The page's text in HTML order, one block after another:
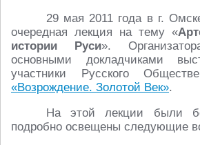
29 мая 2011 года в г.
очередная лекция на тему «
истории Руси».
основными докладчиками
участники Русского
«Возрождение. Золотой Век».
На этой лекции были
подробно освещены следующие